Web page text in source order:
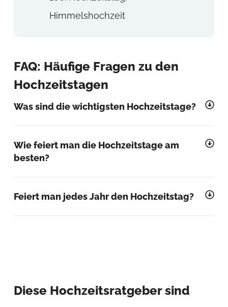
Himmelshochzeit
FAQ: Häufige Fragen zu den
Hochzeitstagen
Was sind die wichtigsten Hochzeitstage?
Wie feiert man die Hochzeitstage am
besten?
Feiert man jedes Jahr den Hochzeitstag?
Diese Hochzeitsratgeber sind